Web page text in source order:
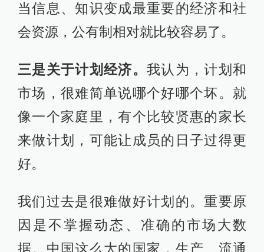
当信息、知识变成最重要的经济和社
会资源，公有制相对就比较容易了。
三是关于计划经济。我认为，计划和
市场，很难简单说哪个好哪个坏。就
像一个家庭里，有个比较贤惠的家长
来做计划，可能让成员的日子过得更
好。
我们过去是很难做好计划的。重要原
因是不掌握动态、准确的市场大数
据。中国这么大的国家，生产、流通